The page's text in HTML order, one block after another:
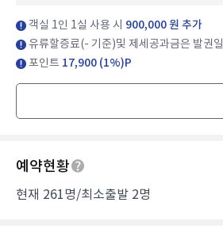
객실 1인 1실 사용 시 900,000 원 추가
유류할증료(- 기준)및 제세공과금은 발권
포인트 17,900 (1%)P
예약현황
현재 261명/최소출발 2명